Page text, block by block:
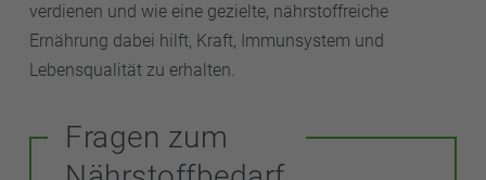
verdienen und wie eine gezielte, nährstoffreiche
Ernährung dabei hilft, Kraft, Immunsystem und
Lebensqualität zu erhalten.
Fragen zum